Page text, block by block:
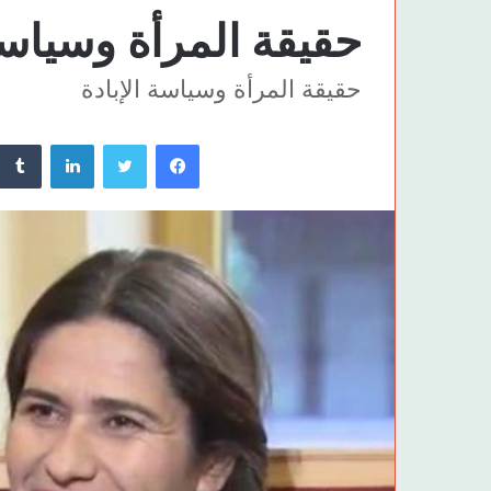
حقيقة المرأة
حقيقة المرأة وسياسة الإبادة
فيسبوك تويتر لينكدإن